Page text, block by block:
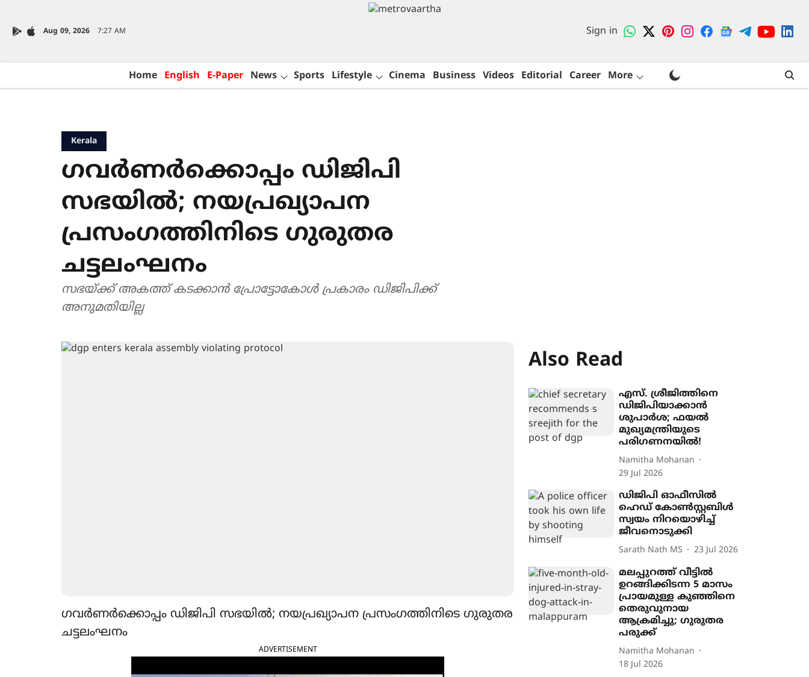
Aug 09, 2026 7:27 AM Sign in
Home English E-Paper News Sports Lifestyle Cinema Business Videos Editorial Career More
Kerala
ഗവർണർക്കൊപ്പം ഡിജിപി
സഭയിൽ; നയപ്രഖ്യാപന
പ്രസംഗത്തിനിടെ ഗുരുതര
ചട്ടലംഘനം
സഭയ്ക്ക് അകത്ത് കടക്കാൻ പ്രോട്ടോകോൾ പ്രകാരം ഡിജിപിക്ക്
അനുമതിയില്ല
ഗവർണർക്കൊപ്പം ഡിജിപി സഭയിൽ; നയപ്രഖ്യാപന പ്രസംഗത്തിനിടെ ഗുരുതര
ചട്ടലംഘനം
ADVERTISEMENT
Also Read
എസ്. ശ്രീജിത്തിനെ
ഡിജിപിയാക്കാൻ
ശുപാർശ; ഫയൽ
മുഖ്യമന്ത്രിയുടെ
പരിഗണനയിൽ!
Namitha Mohanan
29 Jul 2026
ഡിജിപി ഓഫീസിൽ
ഹെഡ് കോൺസ്റ്റബിൾ
സ്വയം നിറയൊഴിച്ച്
ജീവനൊടുക്കി
Sarath Nath MS 23 Jul 2026
മലപ്പുറത്ത് വീട്ടിൽ
ഉറങ്ങിക്കിടന്ന 5 മാസം
പ്രായമുള്ള കുഞ്ഞിനെ
തെരുവുനായ
ആക്രമിച്ചു; ഗുരുതര
പരുക്ക്
Namitha Mohanan
18 Jul 2026